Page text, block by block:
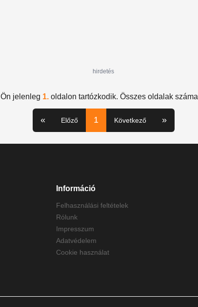
hirdetés
Ön jelenleg 1. oldalon tartózkodik. Összes oldalak száma
« Előző 1 Következő »
Információ
Felhasználási feltételek
Rólunk
Impresszum
Adatvédelem
Cookie használat